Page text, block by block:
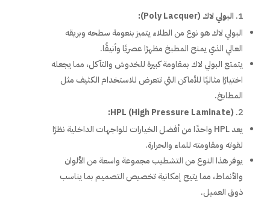
البولي لاك (Poly Lacquer):
البولي لاك هو نوع من الطلاء يتميز بنعومة سطحه وبريقه
العالي الذي يمنح المطبخ مظهرًا عصريًا وأنيقًا.
يتمتع البولي لاك بمقاومة كبيرة للخدوش والتآكل، مما يجعله
اختيارًا مثاليًا للأماكن التي تتعرض للاستخدام الكثيف مثل
المطابخ.
HPL (High Pressure Laminate):
يعد HPL واحدًا من أفضل الخيارات للواجهات الداخلية نظرًا
لقوته ومقاومته للماء والحرارة.
يوفر هذا النوع من التشطيب مجموعة واسعة من الألوان
والأنماط، مما يتيح إمكانية تخصيص التصميم بما يناسب
ذوق العميل.